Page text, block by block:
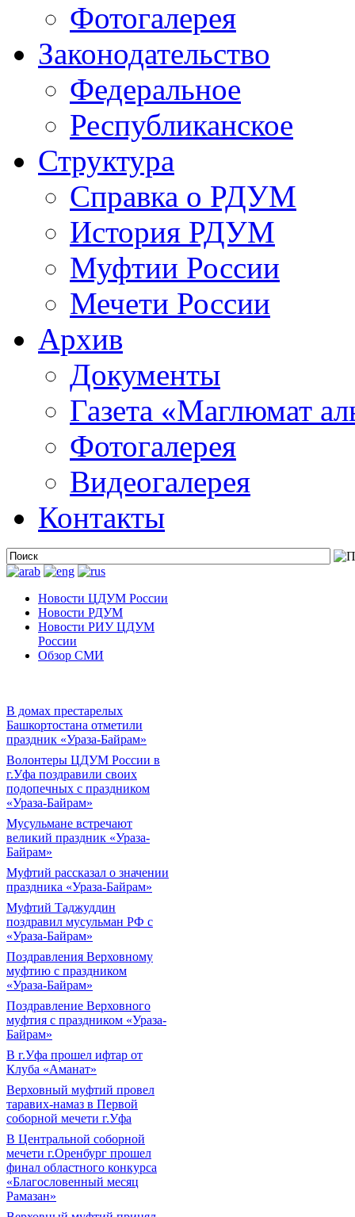
Фотогалерея
Законодательство
Федеральное
Республиканское
Структура
Справка о РДУМ
История РДУМ
Муфтии России
Мечети России
Архив
Документы
Газета «Маглюмат
Фотогалерея
Видеогалерея
Контакты
Новости ЦДУМ России
Новости РДУМ
Новости РИУ ЦДУМ
России
Обзор СМИ
В домах престарелых
Башкортостана отметили
праздник «Ураза-Байрам»
Волонтеры ЦДУМ России в
г.Уфа поздравили своих
подопечных с праздником
«Ураза-Байрам»
Мусульмане встречают
великий праздник «Ураза-
Байрам»
Муфтий рассказал о значении
праздника «Ураза-Байрам»
Муфтий Таджуддин
поздравил мусульман РФ с
«Ураза-Байрам»
Поздравления Верховному
муфтию с праздником
«Ураза-Байрам»
Поздравление Верховного
муфтия с праздником «Ураза-
Байрам»
В г.Уфа прошел ифтар от
Клуба «Аманат»
Верховный муфтий провел
таравих-намаз в Первой
соборной мечети г.Уфа
В Центральной соборной
мечети г.Оренбург прошел
финал областного конкурса
«Благословенный месяц
Рамазан»